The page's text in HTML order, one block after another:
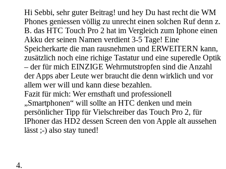
Hi Sebbi, sehr guter Beitrag! und hey Du hast recht die WM
Phones geniessen völlig zu unrecht einen solchen Ruf denn z.
B. das HTC Touch Pro 2 hat im Vergleich zum Iphone einen
Akku der seinen Namen verdient 3-5 Tage! Eine
Speicherkarte die man rausnehmen und ERWEITERN kann,
zusätzlich noch eine richige Tastatur und eine superedle Optik
– der für mich EINZIGE Wehrmutstropfen sind die Anzahl
der Apps aber Leute wer braucht die denn wirklich und vor
allem wer will und kann diese bezahlen.
Fazit für mich: Wer ernsthaft und professionell
„Smartphonen“ will sollte an HTC denken und mein
persönlicher Tipp für Vielschreiber das Touch Pro 2, für
IPhoner das HD2 dessen Screen den von Apple alt aussehen
lässt ;-) also stay tuned!